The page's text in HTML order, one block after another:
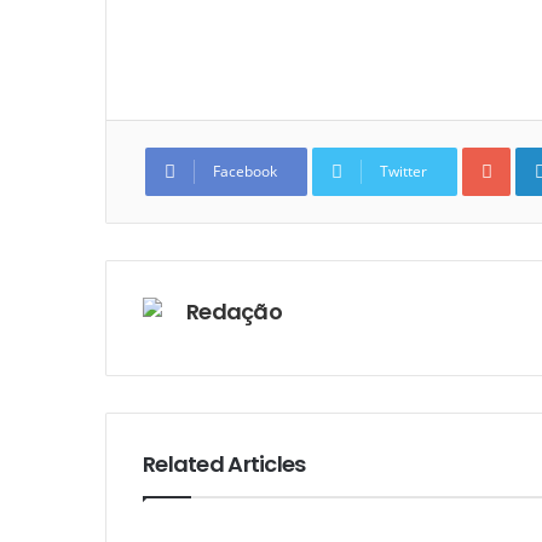
Facebook Twitter
Redação
Related Articles